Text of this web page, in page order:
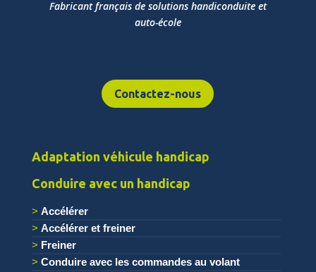
Fabricant français de solutions handiconduite et
auto-école
Contactez-nous
Adaptation véhicule handicap
Conduire avec un handicap
Accélérer
Accélérer et freiner
Freiner
Conduire avec les commandes au volant